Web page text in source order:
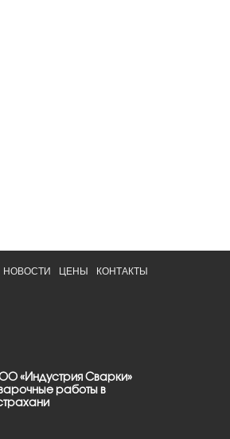
НОВОСТИ ЦЕНЫ КОНТАКТЫ
«Индустрия Сварки»
работы в